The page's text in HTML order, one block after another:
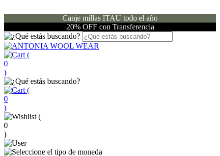
Canje millas ITAU todo el año
20% OFF con Transferencia
(
0
)
(
0
)
(
0
)